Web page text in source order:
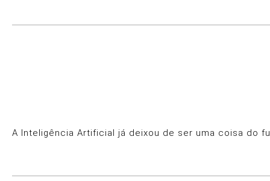
A Inteligência Artificial já deixou de ser uma coisa do